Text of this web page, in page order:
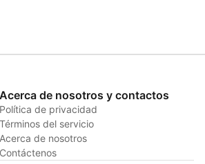
Acerca de nosotros y contactos
Política de privacidad
Términos del servicio
Acerca de nosotros
Contáctenos